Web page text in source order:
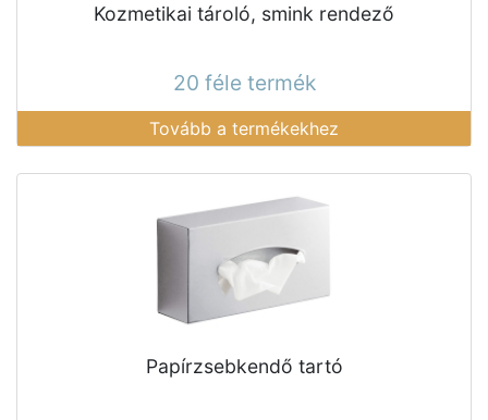
Kozmetikai tároló, smink rendező
20 féle termék
Tovább a termékekhez
Papírzsebkendő tartó